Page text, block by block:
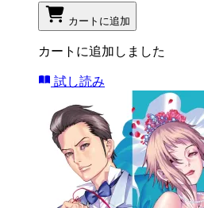
カートに追加
カートに追加しました
試し読み